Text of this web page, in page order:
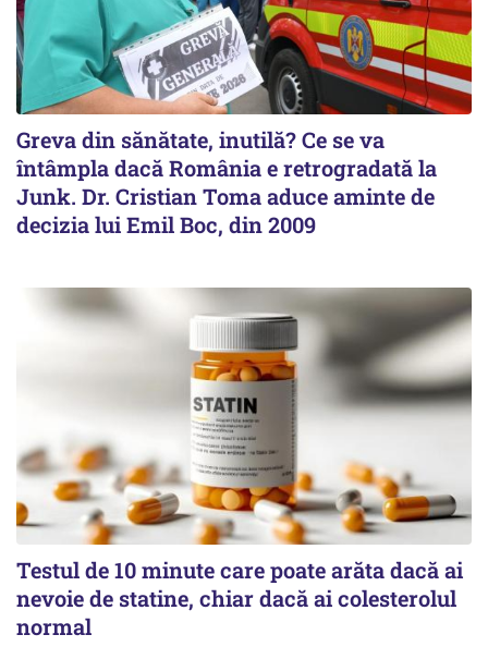
Greva din sănătate, inutilă? Ce se va
întâmpla dacă România e retrogradată la
Junk. Dr. Cristian Toma aduce aminte de
decizia lui Emil Boc, din 2009
Testul de 10 minute care poate arăta dacă ai
nevoie de statine, chiar dacă ai colesterolul
normal